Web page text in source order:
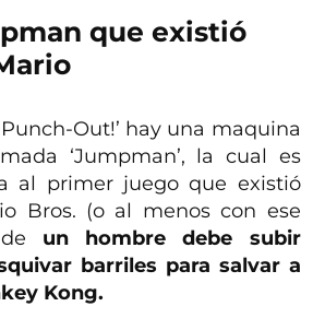
que existió
Out!’ hay una maquina
‘Jumpman’, la cual es
al primer juego que existió
Bros. (o al menos con ese
un hombre debe subir
barriles para salvar a
Kong.